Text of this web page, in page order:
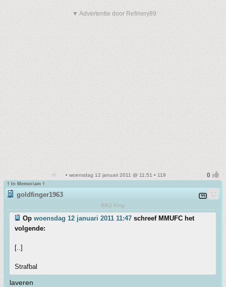
▼ Advertentie door Refinery89
• woensdag 12 januari 2011 @ 11:51 • 119
† In Memoriam †
goldfinger1963
BBQ KIng
Op woensdag 12 januari 2011 11:47 schreef MMUFC het
volgende:
[..]
Strafbal
laveren